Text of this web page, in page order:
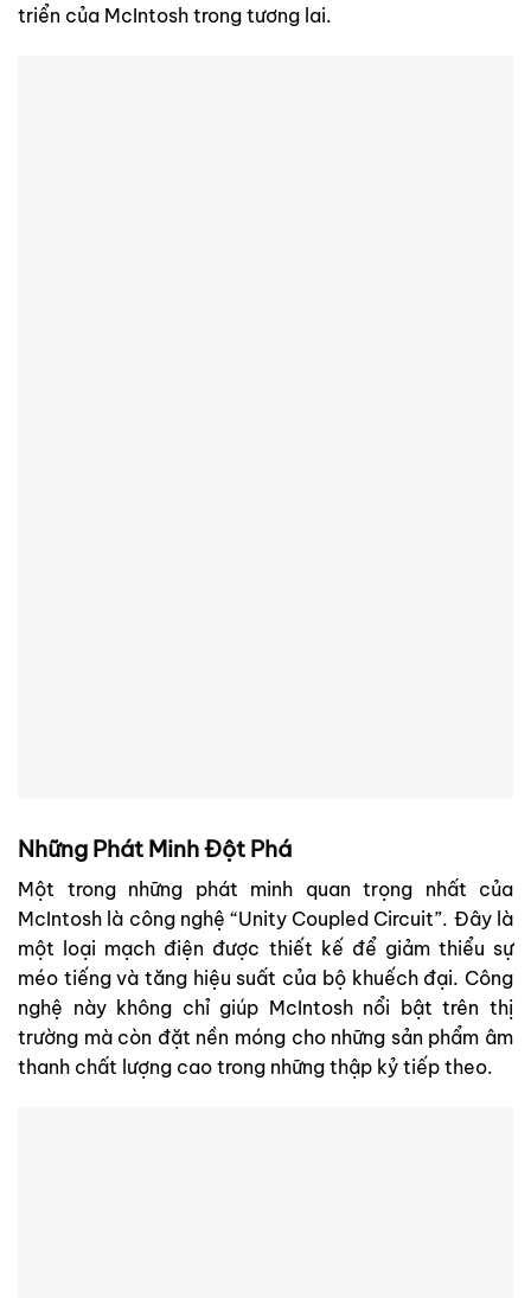
triển của McIntosh trong tương lai.
Những Phát Minh Đột Phá
Một trong những phát minh quan trọng nhất của
McIntosh là công nghệ “Unity Coupled Circuit”. Đây là
một loại mạch điện được thiết kế để giảm thiểu sự
méo tiếng và tăng hiệu suất của bộ khuếch đại. Công
nghệ này không chỉ giúp McIntosh nổi bật trên thị
trường mà còn đặt nền móng cho những sản phẩm âm
thanh chất lượng cao trong những thập kỷ tiếp theo.